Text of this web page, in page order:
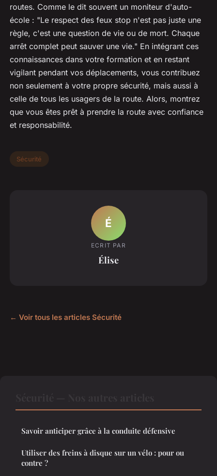
routes. Comme le dit souvent un moniteur d'auto-
école : "Le respect des feux stop n'est pas juste une
règle, c'est une question de vie ou de mort. Chaque
arrêt complet peut sauver une vie." En intégrant ces
connaissances dans votre formation et en restant
vigilant pendant vos déplacements, vous contribuez
non seulement à votre propre sécurité, mais aussi à
celle de tous les usagers de la route. Alors, montrez
que vous êtes prêt à prendre la route avec confiance
et responsabilité.
Sécurité
É
ECRIT PAR
Élise
← Voir tous les articles Sécurité
Savoir anticiper grâce à la conduite défensive
Utiliser des freins à disque sur un vélo : pour ou
contre ?